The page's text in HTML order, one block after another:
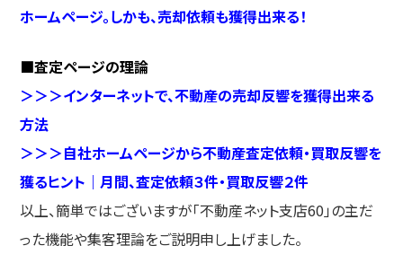
ホームページ。しかも、売却依頼も獲得出来る！
■査定ページの理論
＞＞＞インターネットで、不動産の売却反響を獲得出来る
方法
＞＞＞自社ホームページから不動産査定依頼・買取反響を
獲るヒント｜月間、査定依頼３件・買取反響２件
以上、簡単ではございますが「不動産ネット支店60」の主だ
った機能や集客理論をご説明申し上げました。